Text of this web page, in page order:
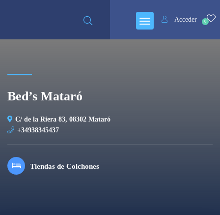
0
Acceder
Bed’s Mataró
C/ de la Riera 83, 08302 Mataró
+34938345437
Tiendas de Colchones